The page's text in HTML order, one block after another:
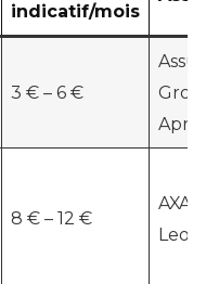
indicatif/mois
3 € – 6 €
April
8 € – 12 €
AXA,